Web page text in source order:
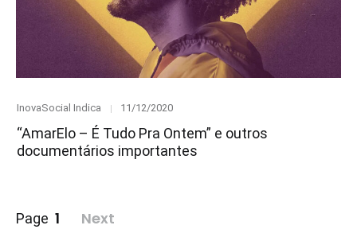
Category
InovaSocial Indica
Posted
11/12/2020
“AmarElo – É Tudo Pra Ontem” e outros
documentários importantes
Paginação
Page 1 Next